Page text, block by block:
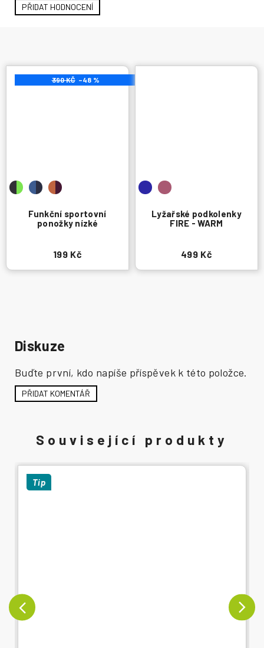
Tip
390 KČ –48 %
Funkční sportovní
ponožky nízké
199 Kč
Lyžařské podkolenky
FIRE - WARM
499 Kč
PŘIDAT HODNOCENÍ
Diskuze
Buďte první, kdo napíše příspěvek k této položce.
PŘIDAT KOMENTÁŘ